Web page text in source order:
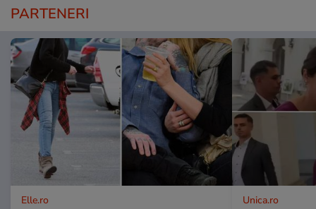
PARTENERI
Elle.ro Unica.ro